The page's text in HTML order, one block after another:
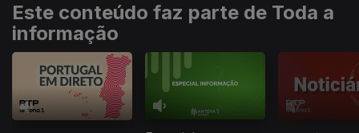
Este conteúdo faz parte de Toda a
informação